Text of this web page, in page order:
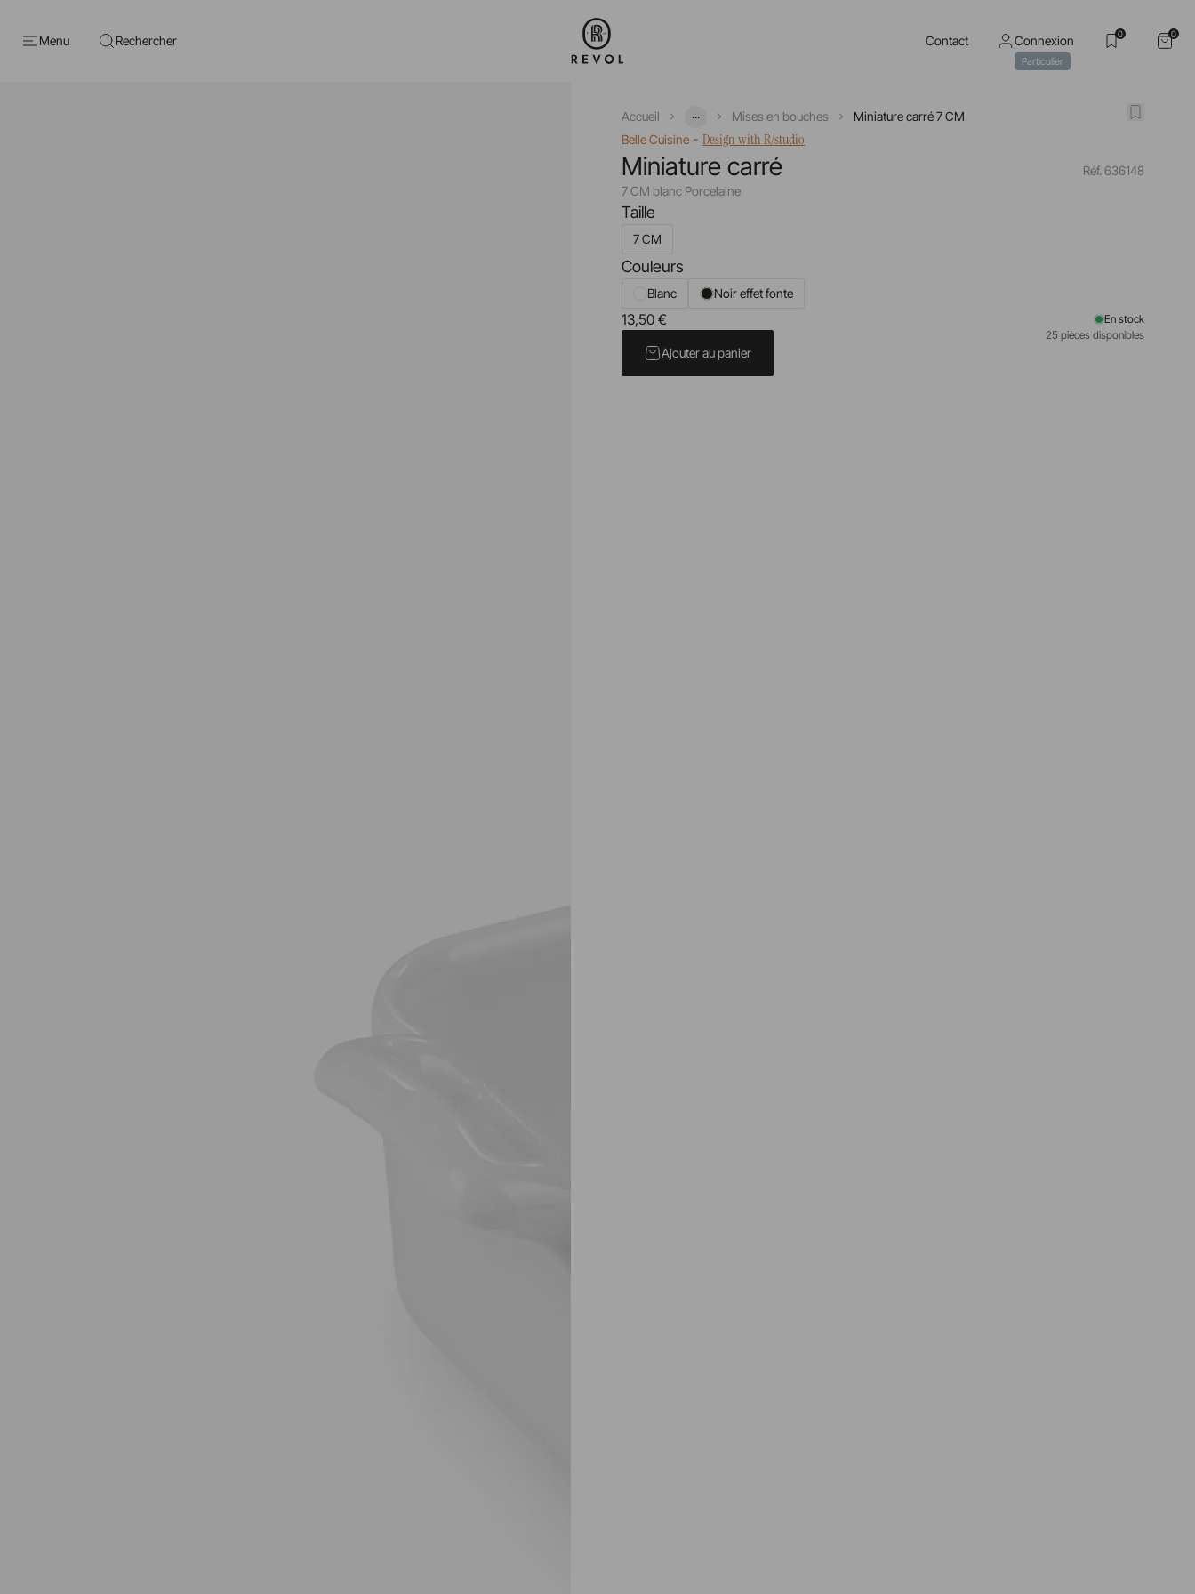
Menu Rechercher Contact Connexion
Particulier
0 0
Accueil ... Mises en bouches
Miniature carré 7 CM
Belle Cuisine -Design with R/studio
Miniature carré
7 CM blanc Porcelaine
Réf. 636148
Taille
7 CM
Couleurs
Blanc Noir effet fonte
13,50 €
En stock
25 pièces disponibles
Ajouter au panier